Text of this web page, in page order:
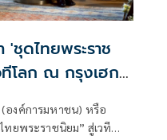
ชุดไทยพระราช
โลก ณ กรุงเฮก
ชาติอย่างสง่างาม
องค์การมหาชน) หรือ
ทยพระราชนิยม” สู่เวที